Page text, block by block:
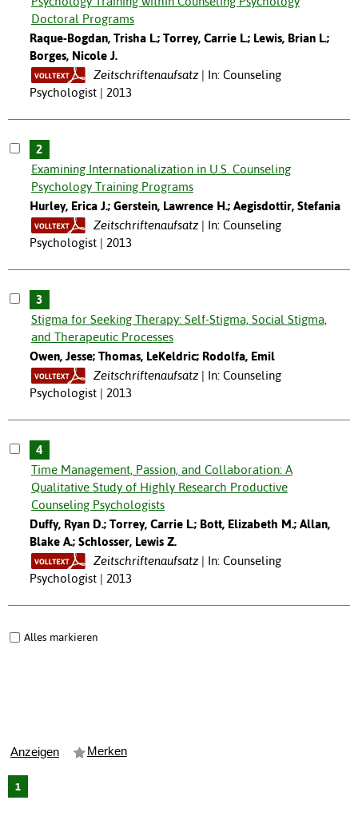
Doctoral Programs
Raque-Bogdan, Trisha L.; Torrey, Carrie L.; Lewis, Brian L.;
Borges, Nicole J.
Zeitschriftenaufsatz
In: Counseling
Psychologist | 2013
2
Examining Internationalization in U.S. Counseling
Psychology Training Programs
Hurley, Erica J.; Gerstein, Lawrence H.; Aegisdottir, Stefania
Zeitschriftenaufsatz
In: Counseling
Psychologist | 2013
3
Stigma for Seeking Therapy: Self-Stigma, Social Stigma,
and Therapeutic Processes
Owen, Jesse; Thomas, LeKeldric; Rodolfa, Emil
Zeitschriftenaufsatz
In: Counseling
Psychologist | 2013
4
Time Management, Passion, and Collaboration: A
Qualitative Study of Highly Research Productive
Counseling Psychologists
Duffy, Ryan D.; Torrey, Carrie L.; Bott, Elizabeth M.; Allan,
Blake A.; Schlosser, Lewis Z.
Zeitschriftenaufsatz
In: Counseling
Psychologist | 2013
Alles markieren
Anzeigen Merken
1